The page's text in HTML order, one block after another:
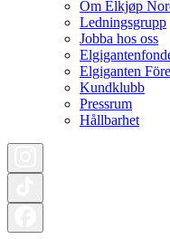
Om Elkjøp
Ledningsgrupp
Jobba hos oss
Elgiganten
Kundklubb
Pressrum
Hållbarhet